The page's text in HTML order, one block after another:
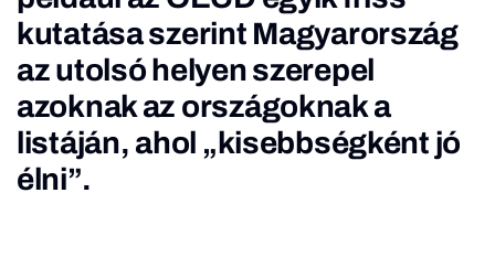
kutatása szerint Magyarország
az utolsó helyen szerepel
azoknak az országoknak a
listáján, ahol „kisebbségként jó
élni”.